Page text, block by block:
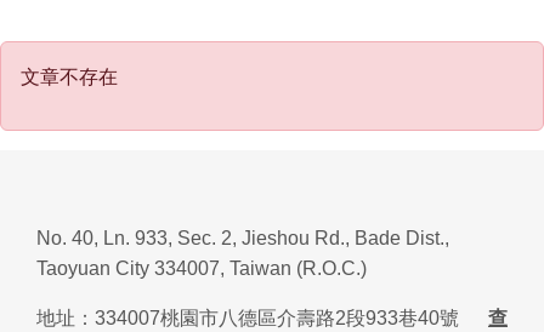
文章不存在
文章不存在
No. 40, Ln. 933, Sec. 2, Jieshou Rd., Bade Dist.,
Taoyuan City 334007, Taiwan (R.O.C.)
地址： 334007桃園市八德區介壽路2段933巷40號
查